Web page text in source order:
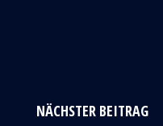
NÄCHSTER BEITRAG